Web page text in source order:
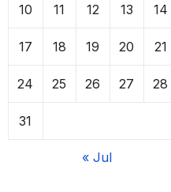
10 11 12 13 14
17 18 19 20 21
24 25 26 27 28
31
« Jul